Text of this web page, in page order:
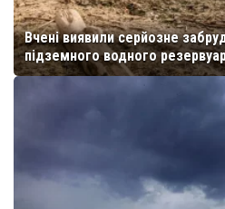
Вчені виявили серйозне
підземного водного